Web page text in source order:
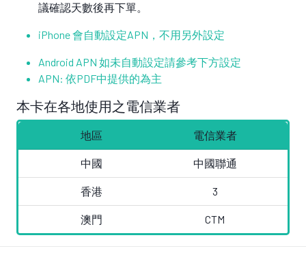
議確認天數後再下單。
iPhone 會自動設定APN，不用另外設定
Android APN 如未自動設定請參考下方設定
APN: 依PDF中提供的為主
本卡在各地使用之電信業者
地區 電信業者
中國 中國聯通
香港 3
澳門 CTM